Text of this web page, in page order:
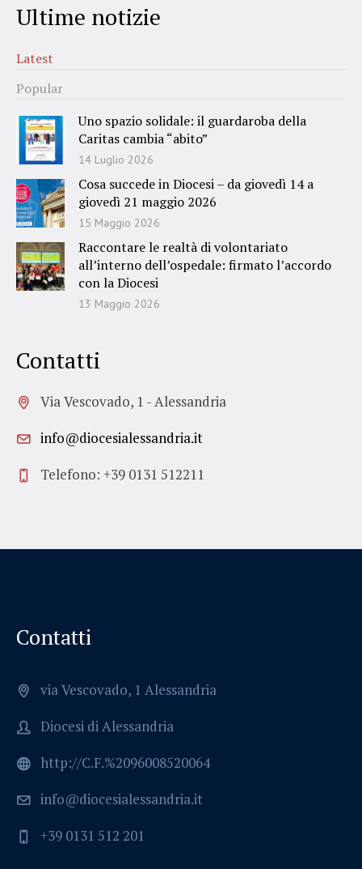
Ultime notizie
Latest
Popular
Uno spazio solidale: il guardaroba della
Caritas cambia “abito”
14 Luglio 2026
Cosa succede in Diocesi – da giovedì 14 a
giovedì 21 maggio 2026
15 Maggio 2026
Raccontare le realtà di volontariato
all’interno dell’ospedale: firmato l’accordo
con la Diocesi
13 Maggio 2026
Contatti
Via Vescovado, 1 - Alessandria
info@diocesialessandria.it
Telefono: +39 0131 512211
Contatti
via Vescovado, 1 Alessandria
Diocesi di Alessandria
http://C.F.%2096008520064
info@diocesialessandria.it
+39 0131 512 201